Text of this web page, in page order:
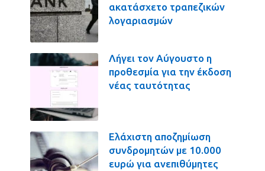
ακατάσχετο τραπεζικών
λογαριασμών
Λήγει τον Αύγουστο η
προθεσμία για την έκδοση
νέας ταυτότητας
Ελάχιστη αποζημίωση
συνδρομητών με 10.000
ευρώ για ανεπιθύμητες